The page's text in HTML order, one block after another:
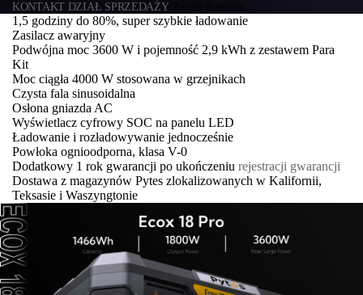
KONTAKT DZIAŁ SPRZEDAŻY
1,5 godziny do 80%, super szybkie ładowanie
Zasilacz awaryjny
Podwójna moc 3600 W i pojemność 2,9 kWh z zestawem Para
Kit
Moc ciągła 4000 W stosowana w grzejnikach
Czysta fala sinusoidalna
Osłona gniazda AC
Wyświetlacz cyfrowy SOC na panelu LED
Ładowanie i rozładowywanie jednocześnie
Powłoka ognioodporna, klasa V-0
Dodatkowy 1 rok gwarancji po ukończeniu rejestracji gwarancji
Dostawa z magazynów Pytes zlokalizowanych w Kalifornii,
Teksasie i Waszyngtonie